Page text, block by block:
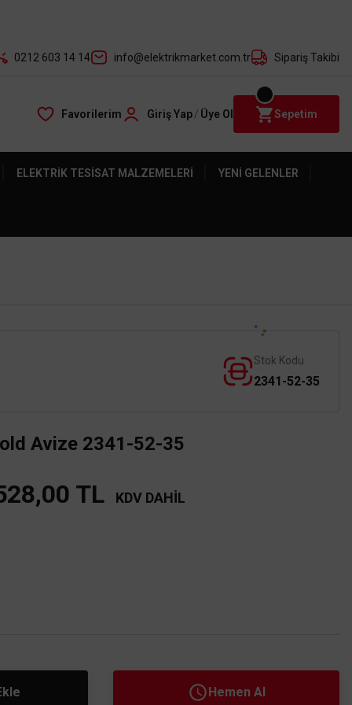
ile
0212 603 14 14 info@elektrikmarket.com.tr Sipariş Takibi
Favorilerim Giriş Yap/ Üye Ol Sepetim
ELEKTRIK TESISAT MALZEMELERI YENI GELENLER
Stok Kodu
2341-52-35
Avize 2341-52-35
TL KDV DAHİL
Hemen Al